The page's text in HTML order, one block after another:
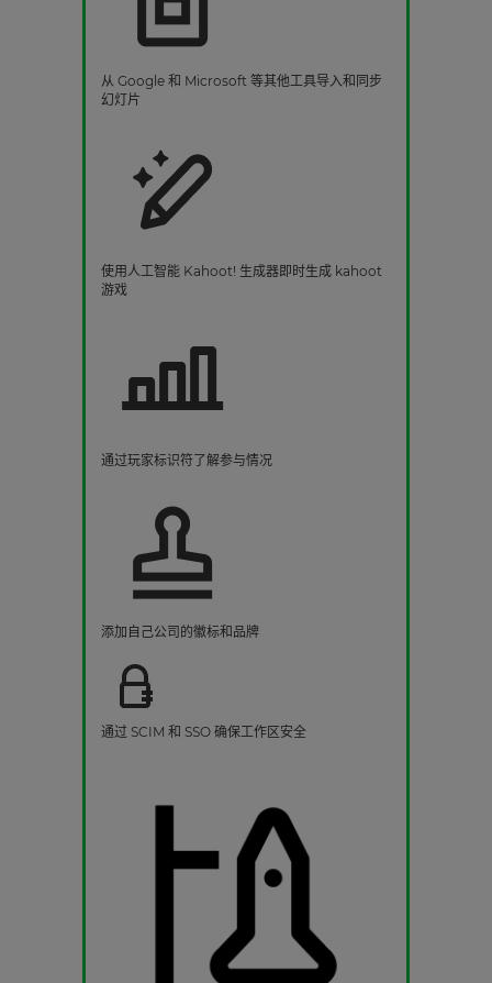
从 Google 和 Microsoft 等其他工具导入和同步
幻灯片
使用人工智能 Kahoot! 生成器即时生成 kahoot
游戏
通过玩家标识符了解参与情况
添加自己公司的徽标和品牌
通过 SCIM 和 SSO 确保工作区安全